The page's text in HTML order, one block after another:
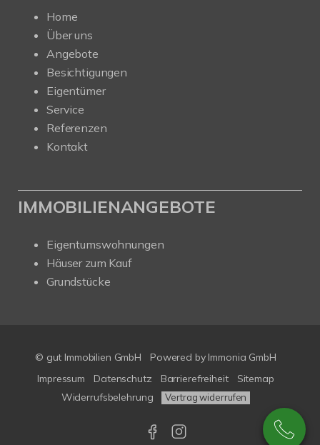
Home
Über uns
Angebote
Besichtigungen
Eigentümer
Service
Referenzen
Kontakt
IMMOBILIENANGEBOTE
Eigentumswohnungen
Häuser zum Kauf
Grundstücke
© gut Immobilien GmbH Powered by Immonia GmbH
Impressum
Datenschutz Barrierefreiheit
Sitemap
Widerrufsbelehrung
Vertrag widerrufen